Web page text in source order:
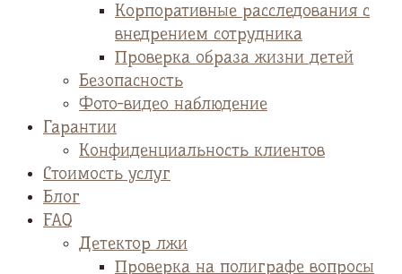
Корпоративные расследования с
внедрением сотрудника
Проверка образа жизни детей
Безопасность
Фото-видео наблюдение
Гарантии
Конфиденциальность клиентов
Стоимость услуг
Блог
FAQ
Детектор лжи
Проверка на полиграфе вопросы